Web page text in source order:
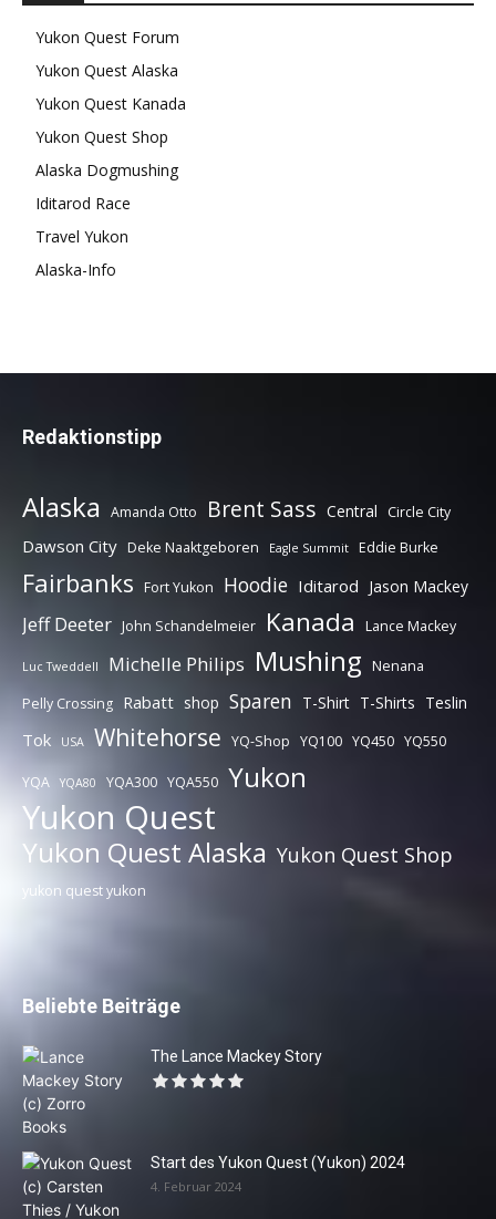
Yukon Quest Forum
Yukon Quest Alaska
Yukon Quest Kanada
Yukon Quest Shop
Alaska Dogmushing
Iditarod Race
Travel Yukon
Alaska-Info
Redaktionstipp
Alaska Amanda Otto Brent Sass Central Circle City
Dawson City Deke Naaktgeboren Eagle Summit Eddie Burke
Fairbanks Fort Yukon Hoodie Iditarod Jason Mackey
Jeff Deeter John Schandelmeier Kanada Lance Mackey
Luc Tweddell Michelle Philips Mushing Nenana
Pelly Crossing Rabatt shop Sparen T-Shirt T-Shirts Teslin
Tok USA Whitehorse YQ-Shop YQ100 YQ450 YQ550
YQA YQA80 YQA300 YQA550 Yukon
Yukon Quest
Yukon Quest Alaska Yukon Quest Shop
yukon quest yukon
Beliebte Beiträge
The Lance Mackey Story
Start des Yukon Quest (Yukon) 2024
4. Februar 2024